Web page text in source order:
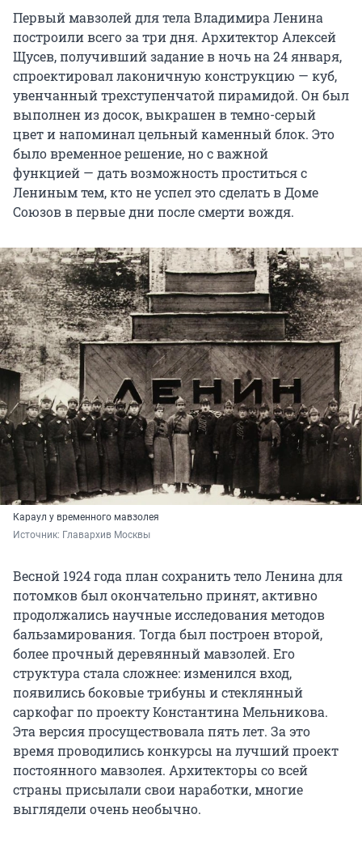
Первый мавзолей для тела Владимира Ленина
построили всего за три дня. Архитектор Алексей
Щусев, получивший задание в ночь на 24 января,
спроектировал лаконичную конструкцию — куб,
увенчанный трехступенчатой пирамидой. Он был
выполнен из досок, выкрашен в темно-серый
цвет и напоминал цельный каменный блок. Это
было временное решение, но с важной
функцией — дать возможность проститься с
Лениным тем, кто не успел это сделать в Доме
Союзов в первые дни после смерти вождя.
Караул у временного мавзолея
Источник: Главархив Москвы
Весной 1924 года план сохранить тело Ленина для
потомков был окончательно принят, активно
продолжались научные исследования методов
бальзамирования. Тогда был построен второй,
более прочный деревянный мавзолей. Его
структура стала сложнее: изменился вход,
появились боковые трибуны и стеклянный
саркофаг по проекту Константина Мельникова.
Эта версия просуществовала пять лет. За это
время проводились конкурсы на лучший проект
постоянного мавзолея. Архитекторы со всей
страны присылали свои наработки, многие
выглядели очень необычно.